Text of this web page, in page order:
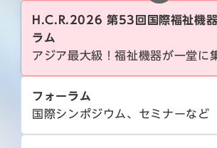
H.C.R.2026 第53回国際福祉機
ラム
アジア最大級！福祉機器が一堂に
フォーラム
国際シンポジウム、セミナーなど